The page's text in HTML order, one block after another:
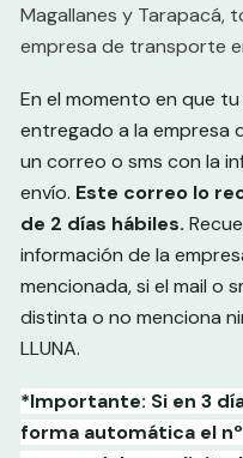
Magallanes y Tarapacá,
empresa de transporte
En el momento en que
entregado a la empresa
un correo o sms con la
envío. Este correo lo
de 2 días hábiles.
información de la
mencionada, si el mail o
distinta o no menciona
LLUNA.
*Importante: Si en 3
forma automática el